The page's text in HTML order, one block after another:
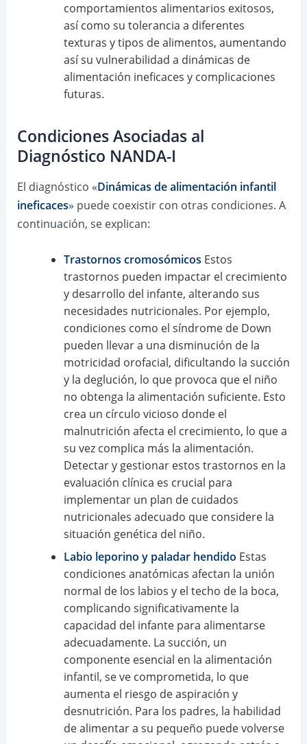
comportamientos alimentarios exitosos,
así como su tolerancia a diferentes
texturas y tipos de alimentos, aumentando
así su vulnerabilidad a dinámicas de
alimentación ineficaces y complicaciones
futuras.
Condiciones Asociadas al
Diagnóstico NANDA-I
El diagnóstico «Dinámicas de alimentación infantil
ineficaces» puede coexistir con otras condiciones. A
continuación, se explican:
Trastornos cromosómicos Estos
trastornos pueden impactar el crecimiento
y desarrollo del infante, alterando sus
necesidades nutricionales. Por ejemplo,
condiciones como el síndrome de Down
pueden llevar a una disminución de la
motricidad orofacial, dificultando la succión
y la deglución, lo que provoca que el niño
no obtenga la alimentación suficiente. Esto
crea un círculo vicioso donde el
malnutrición afecta el crecimiento, lo que a
su vez complica más la alimentación.
Detectar y gestionar estos trastornos en la
evaluación clínica es crucial para
implementar un plan de cuidados
nutricionales adecuado que considere la
situación genética del niño.
Labio leporino y paladar hendido Estas
condiciones anatómicas afectan la unión
normal de los labios y el techo de la boca,
complicando significativamente la
capacidad del infante para alimentarse
adecuadamente. La succión, un
componente esencial en la alimentación
infantil, se ve comprometida, lo que
aumenta el riesgo de aspiración y
desnutrición. Para los padres, la habilidad
de alimentar a su pequeño puede volverse